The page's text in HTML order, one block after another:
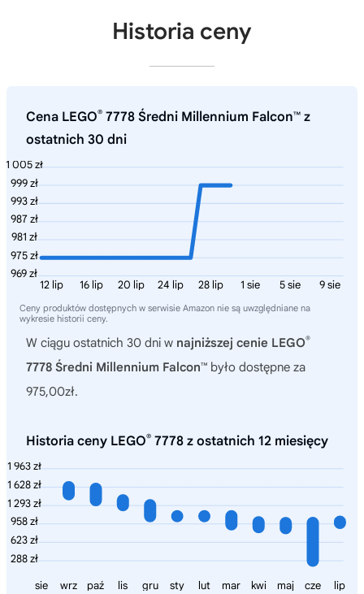
Historia ceny
Cena LEGO® 7778 Średni Millennium Falcon™ z
ostatnich 30 dni
1 005 zł
999 zł
993 zł
987 zł
981 zł
975 zł
969 zł
9 sie
5 sie
1 sie
28 lip
24 lip
20 lip
16 lip
12 lip
Ceny produktów dostępnych w serwisie Amazon nie są uwzględniane na
wykresie historii ceny.
W ciągu ostatnich 30 dni w najniższej cenie LEGO®
7778 Średni Millennium Falcon™ było dostępne za
975,00zł.
Historia ceny LEGO® 7778 z ostatnich 12 miesięcy
1 963 zł
1 628 zł
1 293 zł
958 zł
623 zł
288 zł
lip
cze
maj
kwi
mar
lut
sty
gru
lis
paź
wrz
sie